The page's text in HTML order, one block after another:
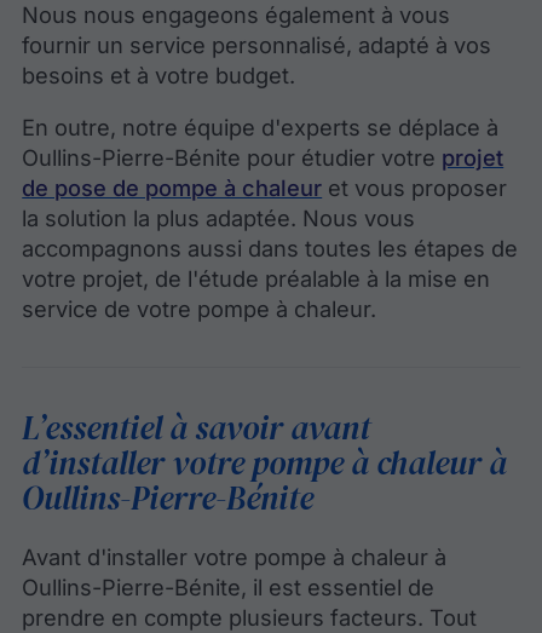
Nous nous engageons également à vous
fournir un service personnalisé, adapté à vos
besoins et à votre budget.
En outre, notre équipe d'experts se déplace à
Oullins-Pierre-Bénite pour étudier votre projet
de pose de pompe à chaleur et vous proposer
la solution la plus adaptée. Nous vous
accompagnons aussi dans toutes les étapes de
votre projet, de l'étude préalable à la mise en
service de votre pompe à chaleur.
L’essentiel à savoir avant
d’installer votre pompe à chaleur à
Oullins-Pierre-Bénite
Avant d'installer votre pompe à chaleur à
Oullins-Pierre-Bénite, il est essentiel de
prendre en compte plusieurs facteurs. Tout